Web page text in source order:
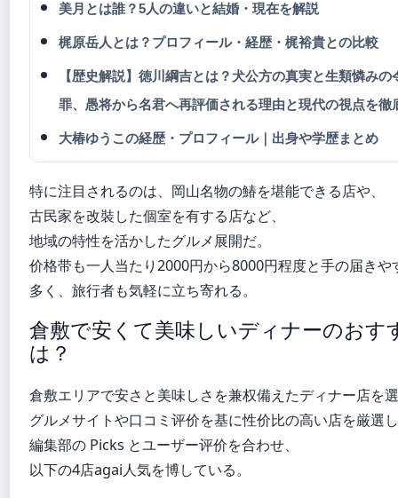
美月とは誰？5人の違いと結婚・現在を解説
梶原岳人とは？プロフィール・経歴・梶裕貴との比較
【歴史解説】徳川綱吉とは？犬公方の真実と生類憐みの
罪、愚将から名君へ再評価される理由と現代の視点を徹
大椿ゆうこの経歴・プロフィール｜出身や学歴まとめ
特に注目されるのは、岡山名物の鰆を堪能できる店や、
古民家を改裝した個室を有する店など、
地域の特性を活かしたグルメ展開だ。
价格带も一人当たり2000円から8000円程度と手の届きや
多く、旅行者も気軽に立ち寄れる。
倉敷で安くて美味しいディナーのおす
は？
倉敷エリアで安さと美味しさを兼权備えたディナー店を
グルメサイトや口コミ评价を基に性价比の高い店を厳選
編集部の Picks とユーザー评价を合わせ、
以下の4店agai人気を博している。